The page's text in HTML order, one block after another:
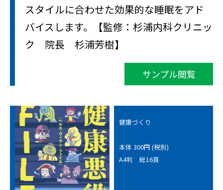
スタイルに合わせた効果的な睡眠をアド
バイスします。【監修：杉浦内科クリニッ
ク 院長 杉浦芳樹】
サンプル閲覧
健康づくり
本体 300円 (税別)
A4判 総16頁